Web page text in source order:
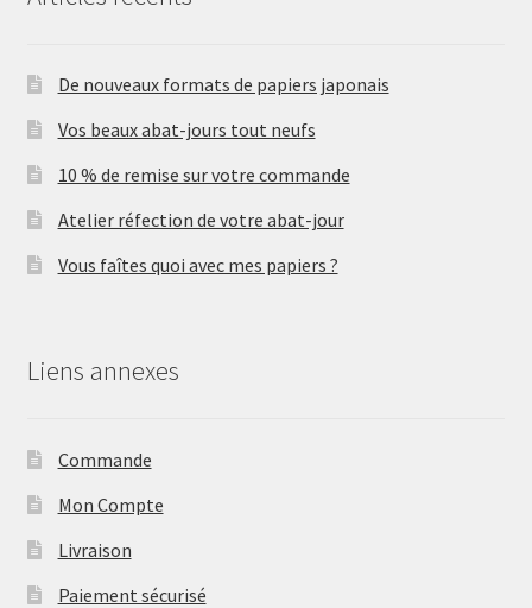
De nouveaux formats de papiers japonais
Vos beaux abat-jours tout neufs
10 % de remise sur votre commande
Atelier réfection de votre abat-jour
Vous faîtes quoi avec mes papiers ?
Liens annexes
Commande
Mon Compte
Livraison
Paiement sécurisé